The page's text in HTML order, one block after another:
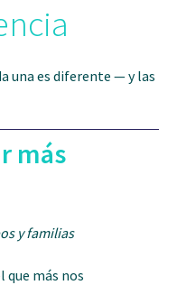
una es diferente — y las
más
y familias
que más nos